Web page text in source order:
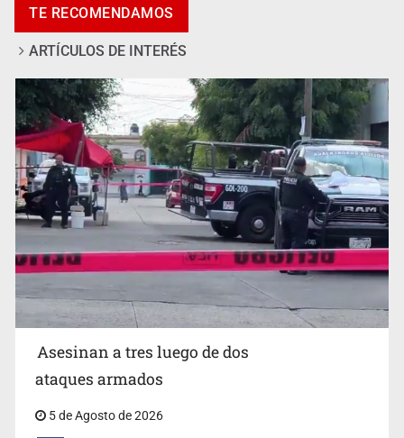
Mujer resulta lesionada tras ataque de pitbull en
Zapopan
TE RECOMENDAMOS
ARTÍCULOS DE INTERÉS
Asesinan a tres luego de dos
ataques armados
5 de Agosto de 2026